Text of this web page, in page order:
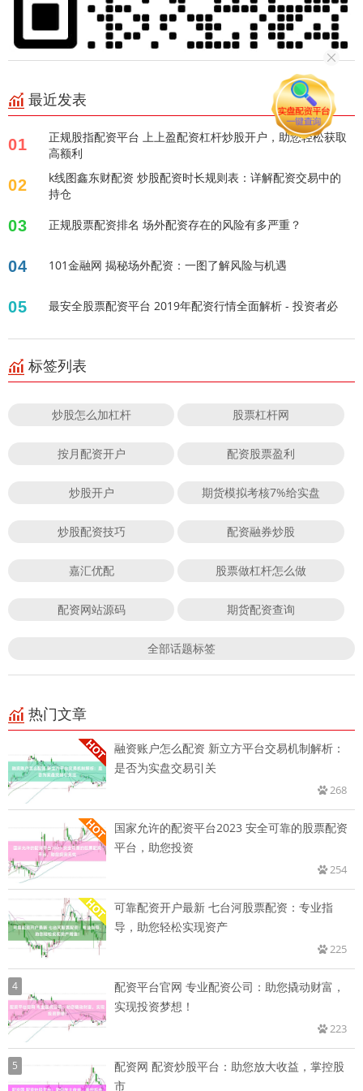
最近发表
01
正规股指配资平台 上上盈配资杠杆炒股开户，助您轻松获取
高额利
02
k线图鑫东财配资 炒股配资时长规则表：详解配资交易中的
持仓
03 正规股票配资排名 场外配资存在的风险有多严重？
04 101金融网 揭秘场外配资：一图了解风险与机遇
05 最安全股票配资平台 2019年配资行情全面解析 - 投资者必
标签列表
炒股怎么加杠杆 股票杠杆网
按月配资开户 配资股票盈利
炒股开户 期货模拟考核7%给实盘
炒股配资技巧 配资融券炒股
嘉汇优配 股票做杠杆怎么做
配资网站源码 期货配资查询
全部话题标签
热门文章
融资账户怎么配资 新立方平台交易机制解析：
是否为实盘交易引关
268
国家允许的配资平台2023 安全可靠的股票配资
平台，助您投资
254
可靠配资开户最新 七台河股票配资：专业指
导，助您轻松实现资产
225
4
配资平台官网 专业配资公司：助您撬动财富，
实现投资梦想！
223
5
配资网 配资炒股平台：助您放大收益，掌控股
市